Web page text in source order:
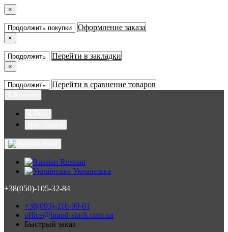
×
Продолжить покупки Оформление заказа
×
Продолжить Перейти в закладки
×
Продолжить Перейти в сравнение товаров
Russian
Українська
+38(050)-105-32-84
+38(093)-116-90-01
office@brand-stock.com.ua
Быстрый заказ